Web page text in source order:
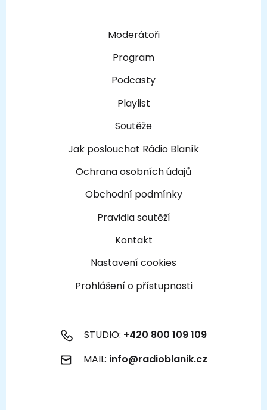
Moderátoři
Program
Podcasty
Playlist
Soutěže
Jak poslouchat Rádio Blaník
Ochrana osobních údajů
Obchodní podmínky
Pravidla soutěží
Kontakt
Nastavení cookies
Prohlášení o přístupnosti
STUDIO: +420 800 109 109
MAIL: info@radioblanik.cz